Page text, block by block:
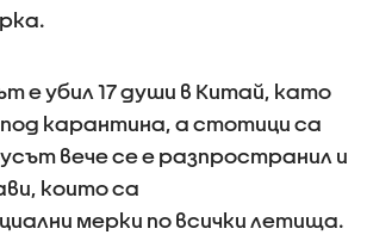
е убил 17 души в Китай, като
карантина, а стотици са
вече се е разпространил и
които са
мерки по всички летища.